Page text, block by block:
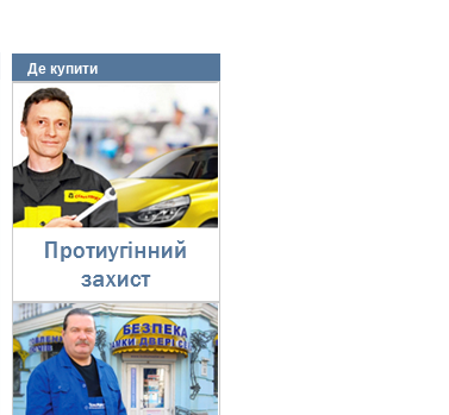
Де купити
Протиугінний захист
⇓
Захист майна
⇓